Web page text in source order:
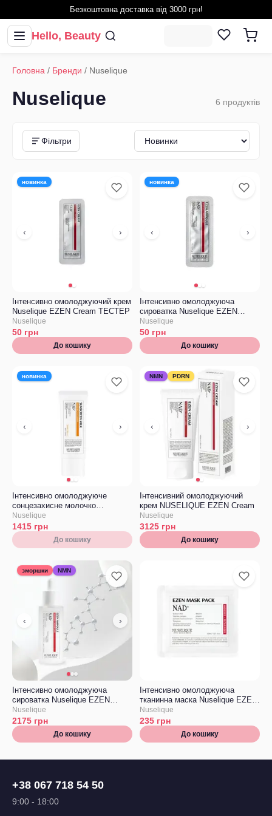
Безкоштовна доставка від 3000 грн!
Hello, Beauty
Головна / Бренди / Nuselique
Nuselique 6 продуктів
Фільтри
новинка
‹ ›
Інтенсивно омолоджуючий крем
Nuselique EZEN Cream ТЕСТЕР
Nuselique
50 грн
До кошику
новинка
‹ ›
Інтенсивно омолоджуюча
сироватка Nuselique EZEN
Ampoule ТЕСТЕР
Nuselique
50 грн
До кошику
новинка
‹ ›
Інтенсивно омолоджуюче
сонцезахисне молочко
Nuselique EZEN Sunscreen Milk
Nuselique
1415 грн
До кошику
NMN PDRN
‹ ›
Інтенсивний омолоджуючий
крем NUSELIQUE EZEN Cream
Nuselique
3125 грн
До кошику
зморшки NMN
‹ ›
Інтенсивно омолоджуюча
сироватка Nuselique EZEN
Ampoule
Nuselique
2175 грн
До кошику
Інтенсивно омолоджуюча
тканинна маска Nuselique EZEN
Mask Pack
Nuselique
235 грн
До кошику
+38 067 718 54 50
9:00 - 18:00